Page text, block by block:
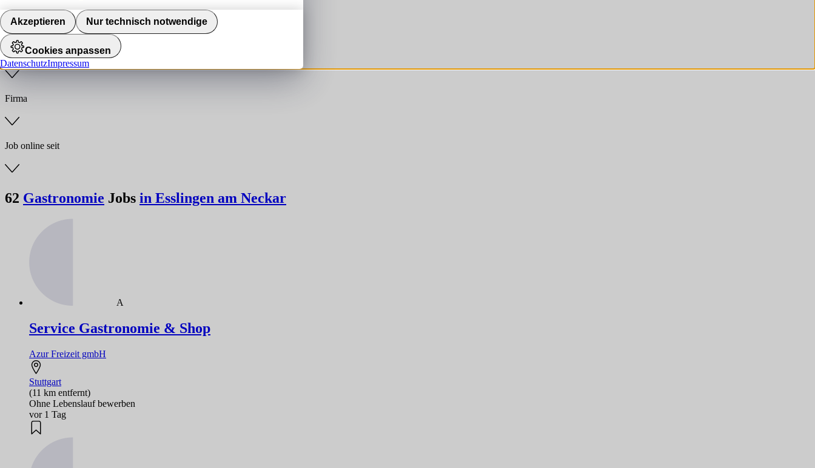
Branche
Firma
Job online seit
62 Gastronomie Jobs in Esslingen am Neckar
A
Service Gastronomie & Shop
Azur Freizeit gmbH
Stuttgart
(11 km entfernt)
Ohne Lebenslauf bewerben
vor 1 Tag
Akzeptieren Nur technisch notwendige
Cookies anpassen
DatenschutzImpressum